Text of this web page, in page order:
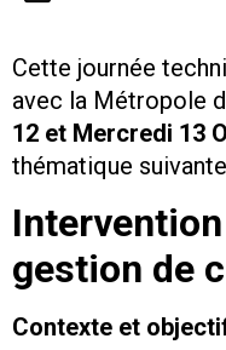
Cette journée
avec la Métropole
12 et Mercredi 13
thématique
I
gestion de
Contexte et